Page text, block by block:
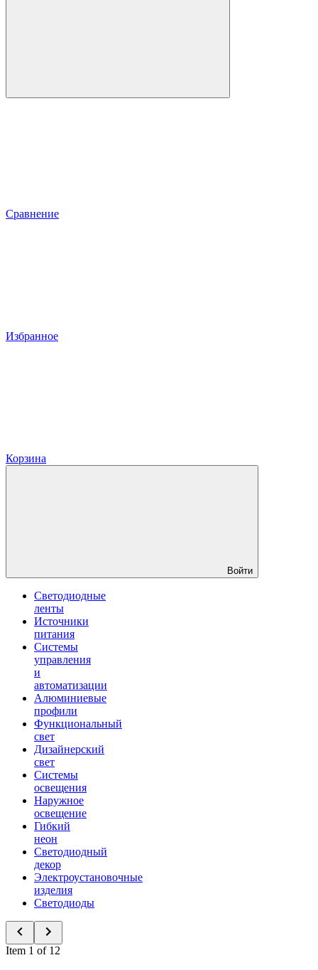
Сравнение
Избранное
Корзина
Войти
Светодиодные
ленты
Источники
питания
Системы
управления
и
автоматизации
Алюминиевые
профили
Функциональный
свет
Дизайнерский
свет
Системы
освещения
Наружное
освещение
Гибкий
неон
Светодиодный
декор
Электроустановочные
изделия
Светодиоды
Item 1 of 12